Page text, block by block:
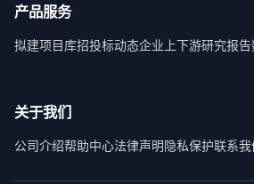
产品服务
拟建项目库招投标动态企业上下游研究报告
关于我们
公司介绍帮助中心法律声明隐私保护联系我